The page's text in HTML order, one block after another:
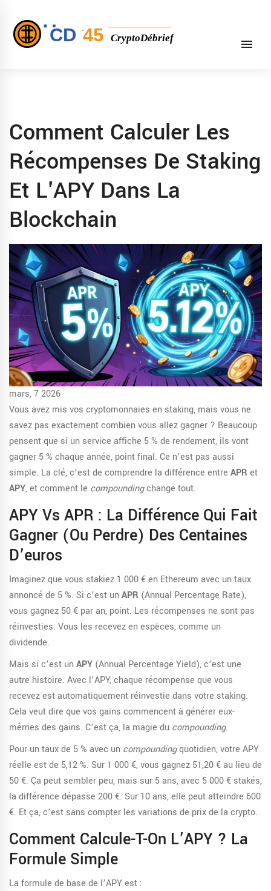
Comment Calculer Les
Récompenses De Staking
Et L'APY Dans La
Blockchain
mars, 7 2026
Vous avez mis vos cryptomonnaies en staking, mais vous ne
savez pas exactement combien vous allez gagner ? Beaucoup
pensent que si un service affiche 5 % de rendement, ils vont
gagner 5 % chaque année, point final. Ce n’est pas aussi
simple. La clé, c’est de comprendre la différence entre APR et
APY, et comment le compoundingchange tout.
APY Vs APR : La Différence Qui Fait
Gagner (ou Perdre) Des Centaines
D’euros
Imaginez que vous stakiez 1 000 € en Ethereum avec un taux
annoncé de 5 %. Si c’est unAPR (Annual Percentage Rate),
vous gagnez 50 € par an, point. Les récompenses ne sont pas
réinvesties. Vous les recevez en espèces, comme un
dividende.
Mais si c’est unAPY (Annual Percentage Yield), c’est une
autre histoire. Avec l’APY, chaque récompense que vous
recevez est automatiquement réinvestie dans votre staking.
Cela veut dire que vos gains commencent à générer eux-
mêmes des gains. C’est ça, la magie du compounding.
Pour un taux de 5 % avec un compoundingquotidien, votre APY
réelle est de 5,12 %. Sur 1 000 €, vous gagnez 51,20 € au lieu de
50 €. Ça peut sembler peu, mais sur 5 ans, avec 5 000 € stakés,
la différence dépasse 200 €. Sur 10 ans, elle peut atteindre 600
€. Et ça, c’est sans compter les variations de prix de la crypto.
Comment Calcule-T-On L’APY ? La
Formule Simple
La formule de base de l’APY est :